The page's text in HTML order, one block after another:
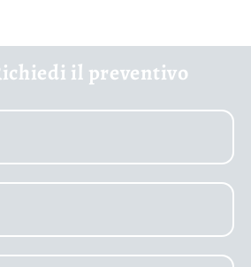
il preventivo